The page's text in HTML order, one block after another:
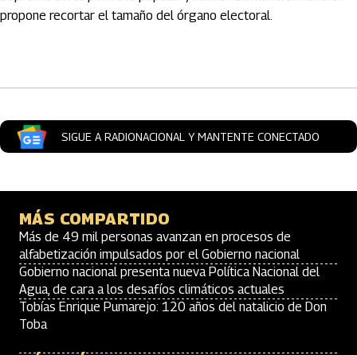
propone recortar el tamaño del órgano electoral.
SIGUE A RADIONACIONAL Y MANTENTE CONECTADO
MÁS COMPARTIDO
Más de 49 mil personas avanzan en procesos de
alfabetización impulsados por el Gobierno nacional
Gobierno nacional presenta nueva Política Nacional del
Agua, de cara a los desafíos climáticos actuales
Tobías Enrique Pumarejo: 120 años del natalicio de Don
Toba